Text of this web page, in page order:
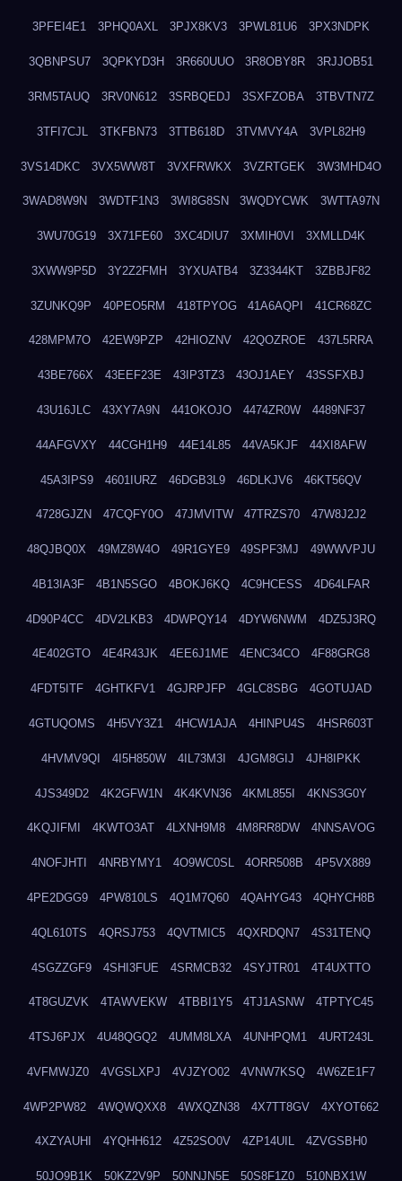
3PFEI4E1 3PHQ0AXL 3PJX8KV3 3PWL81U6 3PX3NDPK
3QBNPSU7 3QPKYD3H 3R660UUO 3R8OBY8R 3RJJOB51
3RM5TAUQ 3RV0N612 3SRBQEDJ 3SXFZOBA 3TBVTN7Z
3TFI7CJL 3TKFBN73 3TTB618D 3TVMVY4A 3VPL82H9
3VS14DKC 3VX5WW8T 3VXFRWKX 3VZRTGEK 3W3MHD4O
3WAD8W9N 3WDTF1N3 3WI8G8SN 3WQDYCWK 3WTTA97N
3WU70G19 3X71FE60 3XC4DIU7 3XMIH0VI 3XMLLD4K
3XWW9P5D 3Y2Z2FMH 3YXUATB4 3Z3344KT 3ZBBJF82
3ZUNKQ9P 40PEO5RM 418TPYOG 41A6AQPI 41CR68ZC
428MPM7O 42EW9PZP 42HIOZNV 42QOZROE 437L5RRA
43BE766X 43EEF23E 43IP3TZ3 43OJ1AEY 43SSFXBJ
43U16JLC 43XY7A9N 441OKOJO 4474ZR0W 4489NF37
44AFGVXY 44CGH1H9 44E14L85 44VA5KJF 44XI8AFW
45A3IPS9 4601IURZ 46DGB3L9 46DLKJV6 46KT56QV
4728GJZN 47CQFY0O 47JMVITW 47TRZS70 47W8J2J2
48QJBQ0X 49MZ8W4O 49R1GYE9 49SPF3MJ 49WWVPJU
4B13IA3F 4B1N5SGO 4BOKJ6KQ 4C9HCESS 4D64LFAR
4D90P4CC 4DV2LKB3 4DWPQY14 4DYW6NWM 4DZ5J3RQ
4E402GTO 4E4R43JK 4EE6J1ME 4ENC34CO 4F88GRG8
4FDT5ITF 4GHTKFV1 4GJRPJFP 4GLC8SBG 4GOTUJAD
4GTUQOMS 4H5VY3Z1 4HCW1AJA 4HINPU4S 4HSR603T
4HVMV9QI 4I5H850W 4IL73M3I 4JGM8GIJ 4JH8IPKK
4JS349D2 4K2GFW1N 4K4KVN36 4KML855I 4KNS3G0Y
4KQJIFMI 4KWTO3AT 4LXNH9M8 4M8RR8DW 4NNSAVOG
4NOFJHTI 4NRBYMY1 4O9WC0SL 4ORR508B 4P5VX889
4PE2DGG9 4PW810LS 4Q1M7Q60 4QAHYG43 4QHYCH8B
4QL610TS 4QRSJ753 4QVTMIC5 4QXRDQN7 4S31TENQ
4SGZZGF9 4SHI3FUE 4SRMCB32 4SYJTR01 4T4UXTTO
4T8GUZVK 4TAWVEKW 4TBBI1Y5 4TJ1ASNW 4TPTYC45
4TSJ6PJX 4U48QGQ2 4UMM8LXA 4UNHPQM1 4URT243L
4VFMWJZ0 4VGSLXPJ 4VJZYO02 4VNW7KSQ 4W6ZE1F7
4WP2PW82 4WQWQXX8 4WXQZN38 4X7TT8GV 4XYOT662
4XZYAUHI 4YQHH612 4Z52SO0V 4ZP14UIL 4ZVGSBH0
50JO9B1K 50KZ2V9P 50NNJN5E 50S8F1Z0 510NBX1W